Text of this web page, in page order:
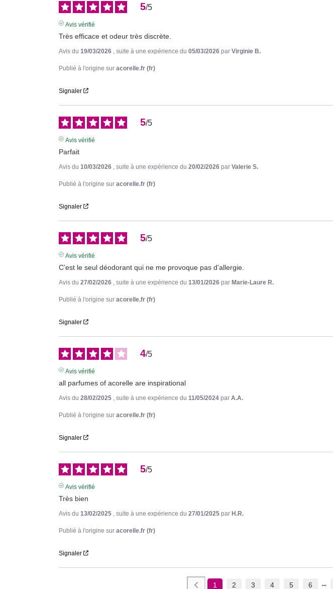
5/5
Avis vérifié
Très efficace et odeur très discrète.
Avis du 19/03/2026 , suite à une expérience du 05/03/2026 par Virginie B.
Publié à l'origine sur acorelle.fr (fr)
Signaler
5/5
Avis vérifié
Parfait
Avis du 10/03/2026 , suite à une expérience du 20/02/2026 par Valerie S.
Publié à l'origine sur acorelle.fr (fr)
Signaler
5/5
Avis vérifié
C'est le seul déodorant qui ne me provoque pas d'allergie.
Avis du 27/02/2026 , suite à une expérience du 13/01/2026 par Marie-Laure R.
Publié à l'origine sur acorelle.fr (fr)
Signaler
4/5
Avis vérifié
all parfumes of acorelle are inspirational
Avis du 28/02/2025 , suite à une expérience du 11/05/2024 par A.A.
Publié à l'origine sur acorelle.fr (fr)
Signaler
5/5
Avis vérifié
Très bien
Avis du 13/02/2025 , suite à une expérience du 27/01/2025 par H.R.
Publié à l'origine sur acorelle.fr (fr)
Signaler
1 2 3 4 5 6